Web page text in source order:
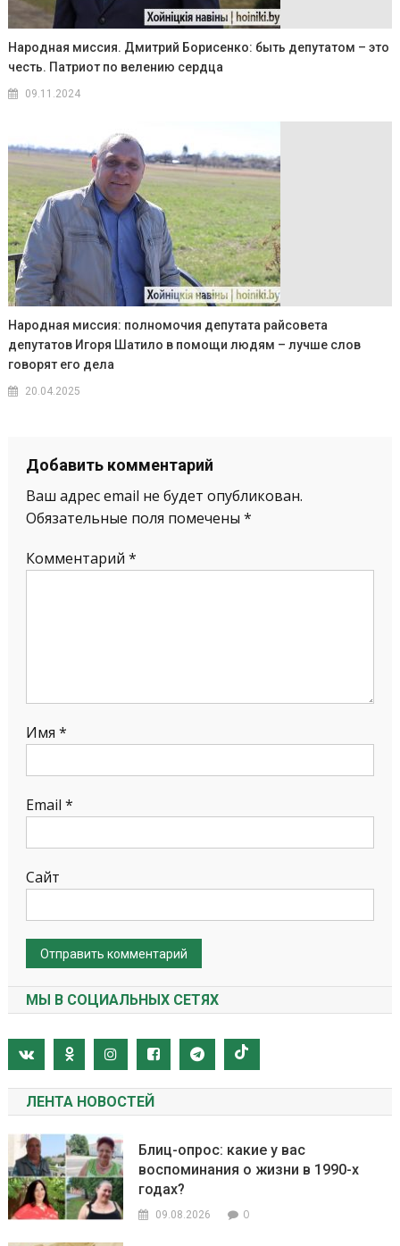
Народная миссия. Дмитрий Борисенко: быть депутатом – это
честь. Патриот по велению сердца
09.11.2024
Народная миссия: полномочия депутата райсовета
депутатов Игоря Шатило в помощи людям – лучше слов
говорят его дела
20.04.2025
Добавить комментарий
Ваш адрес email не будет опубликован.
Обязательные поля помечены *
Комментарий *
Имя *
Email *
Сайт
МЫ В СОЦИАЛЬНЫХ СЕТЯХ
ЛЕНТА НОВОСТЕЙ
Блиц-опрос: какие у вас
воспоминания о жизни в 1990-х
годах?
09.08.2026 0